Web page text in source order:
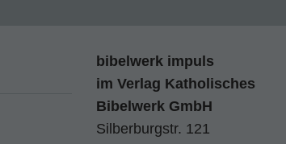
bibelwerk impuls
im Verlag Katholisches
Bibelwerk GmbH
Silberburgstr. 121